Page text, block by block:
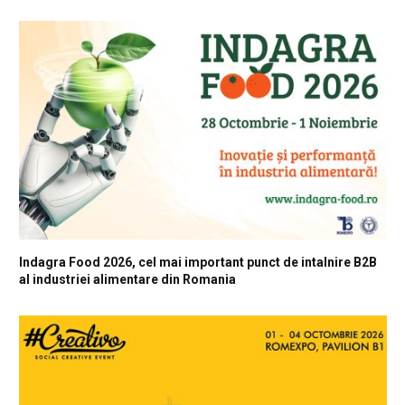
Indagra Food 2026, cel mai important punct de intalnire B2B
al industriei alimentare din Romania